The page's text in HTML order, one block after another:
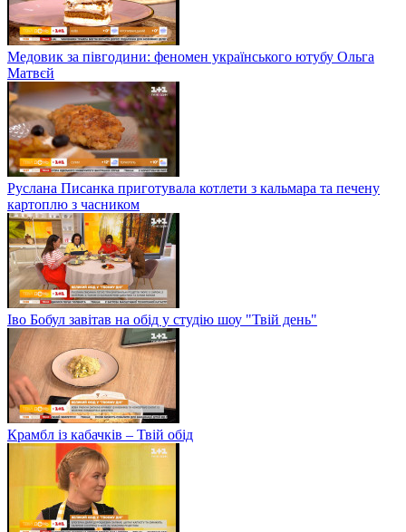
Медовик за півгодини: феномен українського ютубу Ольга
Матвєй
Руслана Писанка приготувала котлети з кальмара та печену
картоплю з часником
Іво Бобул завітав на обід у студію шоу "Твій день"
Крамбл із кабачків – Твій обід